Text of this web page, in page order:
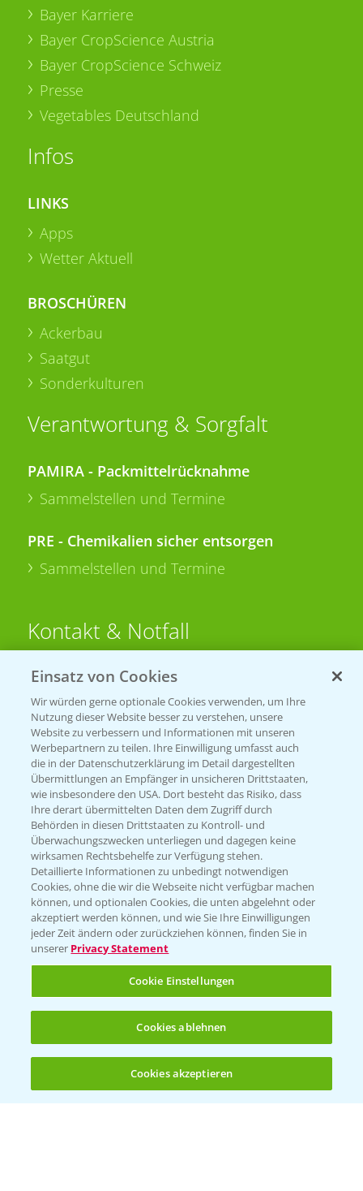
(noch 4)
Bayer Karriere
Bayer CropScience Austria
Bayer CropScience Schweiz
Presse
Vegetables Deutschland
Infos
LINKS
Apps
Wetter Aktuell
BROSCHÜREN
Ackerbau
Saatgut
Sonderkulturen
Verantwortung & Sorgfalt
PAMIRA - Packmittelrücknahme
Sammelstellen und Termine
PRE - Chemikalien sicher entsorgen
Sammelstellen und Termine
Kontakt & Notfall
Beratung auf WhatsApp
T.+49 (0)174 346 564 1
KONTAKT
Hilfe in Notfällen
T.+49 (0)214/30-20220
Folgen Sie uns
Allgemeine Nutzungsbedingungen
Datenschutzerklärung
Einsatz von Cookies
Wir würden gerne optionale Cookies verwenden, um Ihre
Nutzung dieser Website besser zu verstehen, unsere
Website zu verbessern und Informationen mit unseren
Werbepartnern zu teilen. Ihre Einwilligung umfasst auch
die in der Datenschutzerklärung im Detail dargestellten
Übermittlungen an Empfänger in unsicheren Drittstaaten,
wie insbesondere den USA. Dort besteht das Risiko, dass
Ihre derart übermittelten Daten dem Zugriff durch
Behörden in diesen Drittstaaten zu Kontroll- und
Überwachungszwecken unterliegen und dagegen keine
wirksamen Rechtsbehelfe zur Verfügung stehen.
Detaillierte Informationen zu unbedingt notwendigen
Cookies, ohne die wir die Webseite nicht verfügbar machen
können, und optionalen Cookies, die unten abgelehnt oder
akzeptiert werden können, und wie Sie Ihre Einwilligungen
jeder Zeit ändern oder zurückziehen können, finden Sie in
unserer Privacy Statement
Cookie Einstellungen
Cookies ablehnen
Cookies akzeptieren